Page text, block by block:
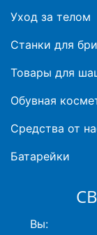
Уход за телом
Станки для
Товары для
Обувная
Средства от
Батарейки
Вы: